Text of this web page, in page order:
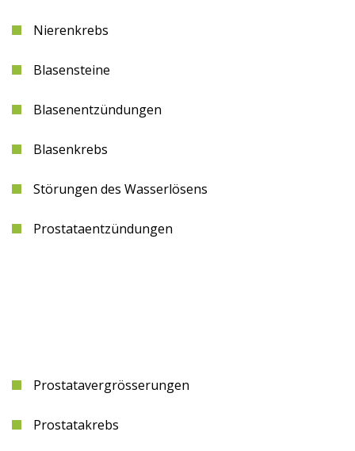
Nierenkrebs
Blasensteine
Blasenentzündungen
Blasenkrebs
Störungen des Wasserlösens
Prostataentzündungen
Prostatavergrösserungen
Prostatakrebs